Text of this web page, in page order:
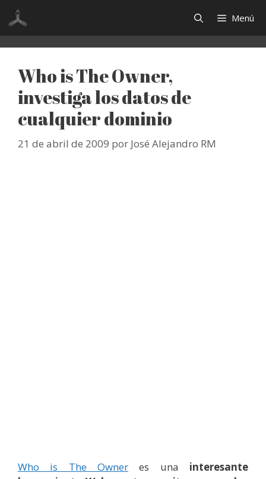
Saltar
contenido
Menú
Who is The Owner,
investiga los datos de
cualquier dominio
21 de abril de 2009 por José Alejandro RM
Who is The Owner es una interesante